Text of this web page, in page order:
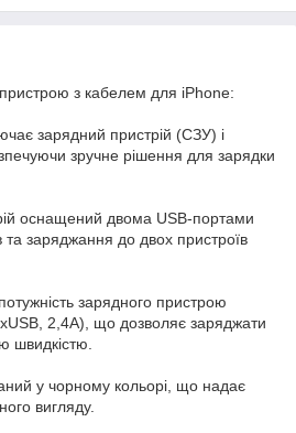
з кабелем для iPhone:
зарядний пристрій (СЗУ) і
зручне рішення для зарядки
оснащений двома USB-портами
та заряджання до двох пристроїв
зарядного пристрою
2,4A), що дозволяє заряджати
швидкістю.
у чорному кольорі, що надає
вигляду.